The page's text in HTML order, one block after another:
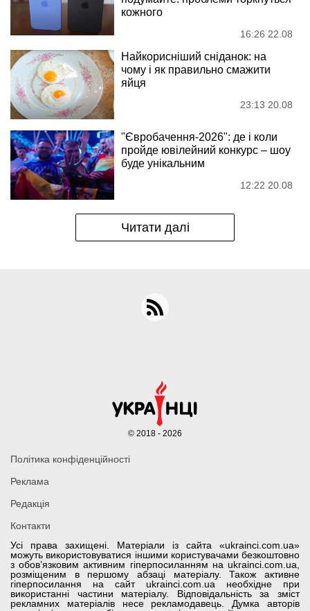
кожного
16:26 22.08
Найкорисніший сніданок: на
чому і як правильно смажити
яйця
23:13 20.08
"Євробачення-2026": де і коли
пройде ювілейний конкурс – шоу
буде унікальним
12:22 20.08
Читати далі
Усі права захищені. Матеріали із сайта «ukrainci.com.ua»
можуть використовуватися іншими користувачами безкоштовно
з обов’язковим активним гіперпосиланням на ukrainci.com.ua,
розміщеним в першому абзаці матеріалу. Також активне
гіперпосилання на сайт ukrainci.com.ua необхідне при
використанні частини матеріалу. Відповідальність за зміст
рекламних матеріалів несе рекламодавець. Думка авторів
Політика конфіденційності
Реклама
Редакція
Контакти
© 2018 - 2026